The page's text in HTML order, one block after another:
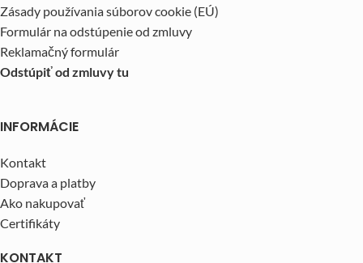
Zásady používania súborov cookie (EÚ)
Formulár na odstúpenie od zmluvy
Reklamačný formulár
Odstúpiť od zmluvy tu
INFORMÁCIE
Kontakt
Doprava a platby
Ako nakupovať
Certifikáty
KONTAKT